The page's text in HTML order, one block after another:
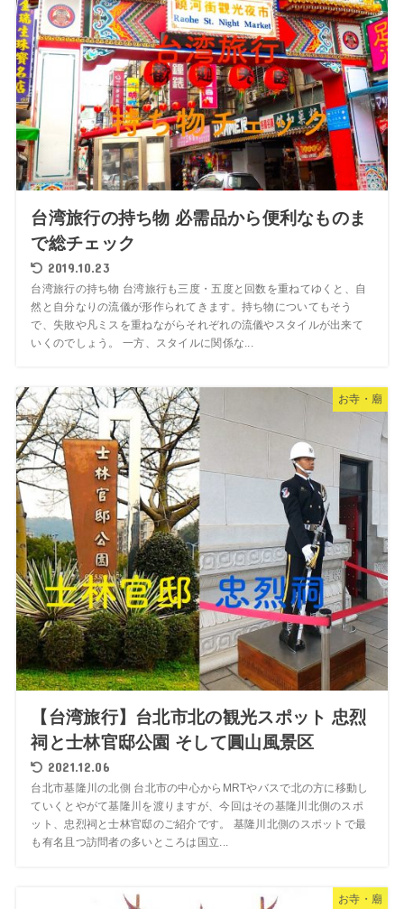
台湾旅行の持ち物 必需品から便利なものま
で総チェック
2019.10.23
台湾旅行の持ち物 台湾旅行も三度・五度と回数を重ねてゆくと、自
然と自分なりの流儀が形作られてきます。持ち物についてもそう
で、失敗や凡ミスを重ねながらそれぞれの流儀やスタイルが出来て
いくのでしょう。 一方、スタイルに関係な...
お寺・廟
【台湾旅行】台北市北の観光スポット 忠烈
祠と士林官邸公園 そして圓山風景区
2021.12.06
台北市基隆川の北側 台北市の中心からMRTやバスで北の方に移動し
ていくとやがて基隆川を渡りますが、今回はその基隆川北側のスポ
ット、忠烈祠と士林官邸のご紹介です。 基隆川北側のスポットで最
も有名且つ訪問者の多いところは国立...
お寺・廟